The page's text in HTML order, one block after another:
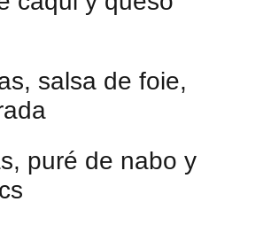
salsa de foie,
puré de nabo y